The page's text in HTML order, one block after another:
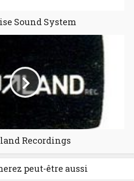
Sound System
Recordings
peut-être aussi